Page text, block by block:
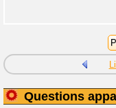
Questions